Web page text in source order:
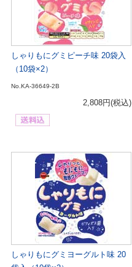
しゃりもにグミピーチ味 20袋入
（10袋×2）
No.KA-36649-2B
2,808円(税込)
しゃりもにグミヨーグルト味 20